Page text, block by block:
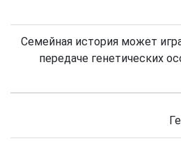
Семейная история может
передаче генетических